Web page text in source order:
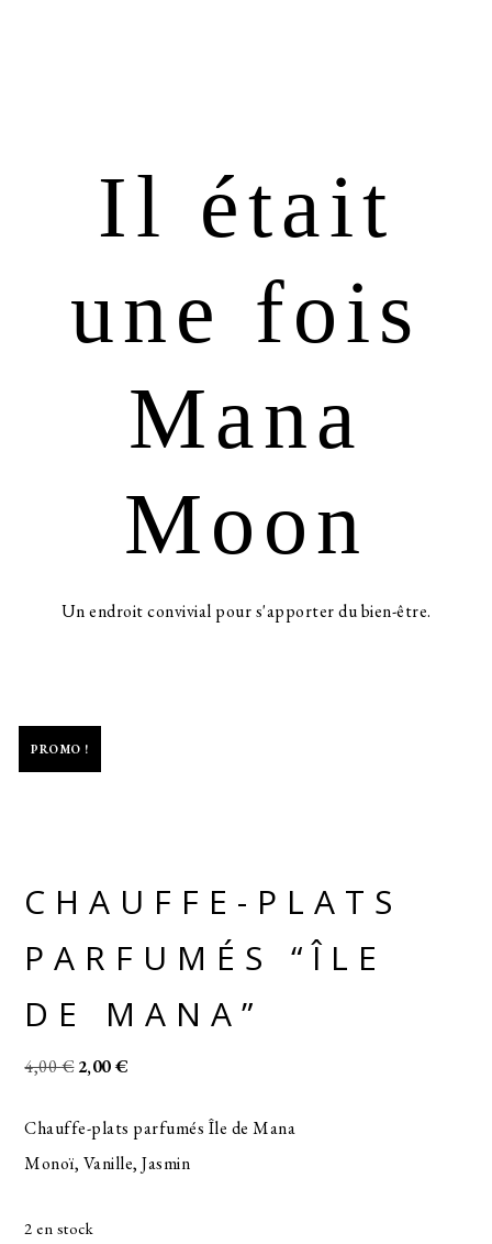
Il était
une fois
Mana
Moon
Un endroit convivial pour s'apporter du bien-être.
PROMO !
-50%
CHAUFFE-PLATS
PARFUMÉS “ÎLE
DE MANA”
4,00€ 2,00€
Chauffe-plats parfumés Île de Mana
Monoï, Vanille, Jasmin
2 en stock